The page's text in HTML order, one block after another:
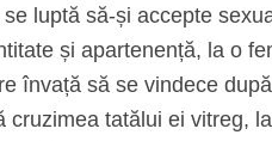
luptă să-și accepte
și apartenență, la o
învață să se vindece
tatălui ei vitreg,